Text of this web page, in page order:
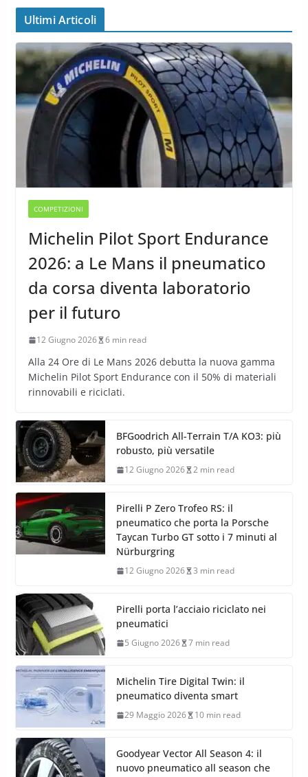
Ultimi Articoli
COMPETIZIONI
Michelin Pilot Sport Endurance
2026: a Le Mans il pneumatico
da corsa diventa laboratorio
per il futuro
12 Giugno 2026 6 min read
Alla 24 Ore di Le Mans 2026 debutta la nuova gamma
Michelin Pilot Sport Endurance con il 50% di materiali
rinnovabili e riciclati.
BFGoodrich All-Terrain T/A KO3: più
robusto, più versatile
12 Giugno 2026 2 min read
Pirelli P Zero Trofeo RS: il
pneumatico che porta la Porsche
Taycan Turbo GT sotto i 7 minuti al
Nürburgring
12 Giugno 2026 3 min read
Pirelli porta l’acciaio riciclato nei
pneumatici
5 Giugno 2026 7 min read
Michelin Tire Digital Twin: il
pneumatico diventa smart
29 Maggio 2026 10 min read
Goodyear Vector All Season 4: il
nuovo pneumatico all season che